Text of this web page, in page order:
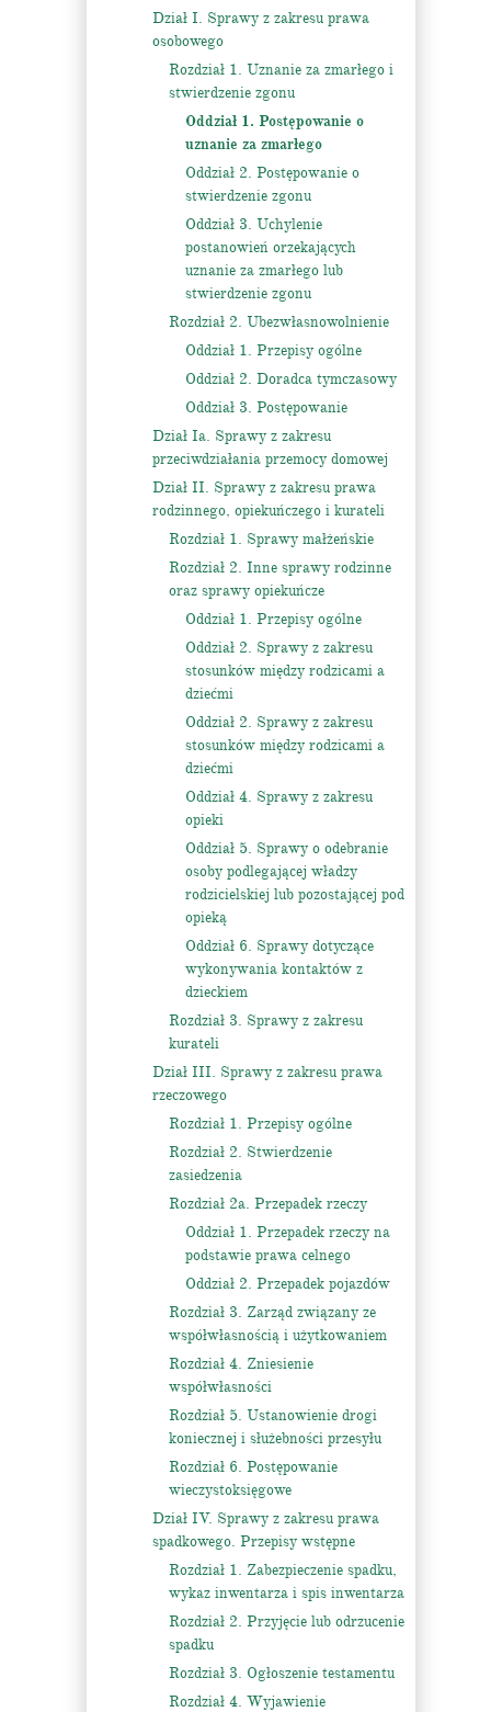
Dział I. Sprawy z zakresu prawa
osobowego
Rozdział 1. Uznanie za zmarłego i
stwierdzenie zgonu
Oddział 1. Postępowanie o
uznanie za zmarłego
Oddział 2. Postępowanie o
stwierdzenie zgonu
Oddział 3. Uchylenie
postanowień orzekających
uznanie za zmarłego lub
stwierdzenie zgonu
Rozdział 2. Ubezwłasnowolnienie
Oddział 1. Przepisy ogólne
Oddział 2. Doradca tymczasowy
Oddział 3. Postępowanie
Dział Ia. Sprawy z zakresu
przeciwdziałania przemocy domowej
Dział II. Sprawy z zakresu prawa
rodzinnego, opiekuńczego i kurateli
Rozdział 1. Sprawy małżeńskie
Rozdział 2. Inne sprawy rodzinne
oraz sprawy opiekuńcze
Oddział 1. Przepisy ogólne
Oddział 2. Sprawy z zakresu
stosunków między rodzicami a
dziećmi
Oddział 2. Sprawy z zakresu
stosunków między rodzicami a
dziećmi
Oddział 4. Sprawy z zakresu
opieki
Oddział 5. Sprawy o odebranie
osoby podlegającej władzy
rodzicielskiej lub pozostającej pod
opieką
Oddział 6. Sprawy dotyczące
wykonywania kontaktów z
dzieckiem
Rozdział 3. Sprawy z zakresu
kurateli
Dział III. Sprawy z zakresu prawa
rzeczowego
Rozdział 1. Przepisy ogólne
Rozdział 2. Stwierdzenie
zasiedzenia
Rozdział 2a. Przepadek rzeczy
Oddział 1. Przepadek rzeczy na
podstawie prawa celnego
Oddział 2. Przepadek pojazdów
Rozdział 3. Zarząd związany ze
współwłasnością i użytkowaniem
Rozdział 4. Zniesienie
współwłasności
Rozdział 5. Ustanowienie drogi
koniecznej i służebności przesyłu
Rozdział 6. Postępowanie
wieczystoksięgowe
Dział IV. Sprawy z zakresu prawa
spadkowego. Przepisy wstępne
Rozdział 1. Zabezpieczenie spadku,
wykaz inwentarza i spis inwentarza
Rozdział 2. Przyjęcie lub odrzucenie
spadku
Rozdział 3. Ogłoszenie testamentu
Rozdział 4. Wyjawienie